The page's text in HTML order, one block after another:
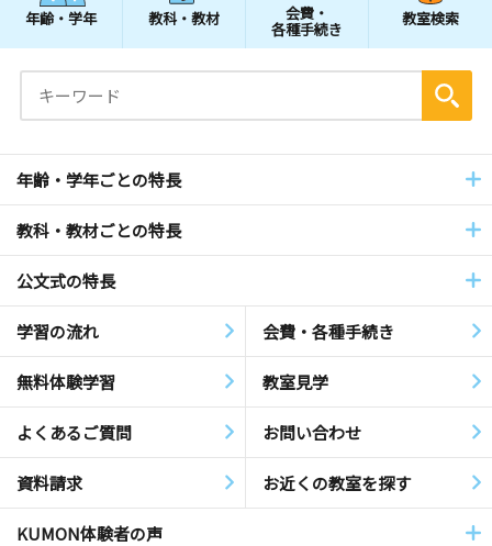
年齢・学年 教科・教材 会費・
各種手続き
教室検索
年齢・学年ごとの特長
教科・教材ごとの特長
公文式の特長
学習の流れ 会費・各種手続き
無料体験学習 教室見学
よくあるご質問 お問い合わせ
資料請求 お近くの教室を探す
KUMON体験者の声